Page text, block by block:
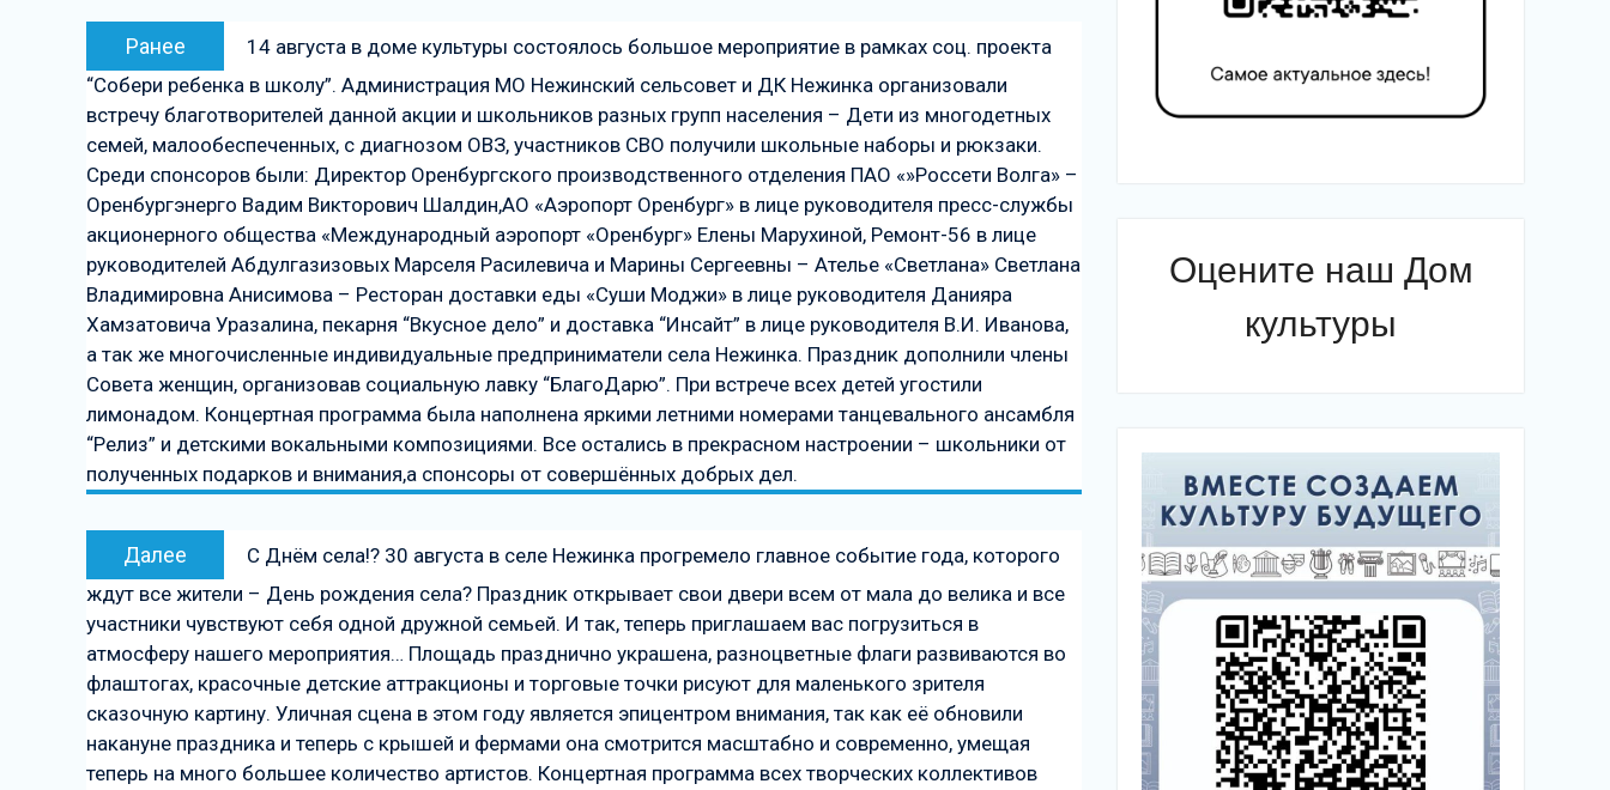
Навигация
записям
Ранее
запись:
14 августа в доме культуры состоялось большое мероприятие в рамках соц. проекта
“Собери ребенка в школу”. Администрация МО Нежинский сельсовет и ДК Нежинка организовали
встречу благотворителей данной акции и школьников разных групп населения – Дети из многодетных
семей, малообеспеченных, с диагнозом ОВЗ, участников СВО получили школьные наборы и рюкзаки.
Среди спонсоров были: Директор Оренбургского производственного отделения ПАО «»Россети Волга» –
Оренбургэнерго Вадим Викторович Шалдин,АО «Аэропорт Оренбург» в лице руководителя пресс-службы
акционерного общества «Международный аэропорт «Оренбург» Елены Марухиной, Ремонт-56 в лице
руководителей Абдулгазизовых Марселя Расилевича и Марины Сергеевны – Ателье «Светлана» Светлана
Владимировна Анисимова – Ресторан доставки еды «Суши Моджи» в лице руководителя Данияра
Хамзатовича Уразалина, пекарня “Вкусное дело” и доставка “Инсайт” в лице руководителя В.И. Иванова,
а так же многочисленные индивидуальные предприниматели села Нежинка. Праздник дополнили члены
Совета женщин, организовав социальную лавку “БлагоДарю”. При встрече всех детей угостили
лимонадом. Концертная программа была наполнена яркими летними номерами танцевального ансамбля
“Релиз” и детскими вокальными композициями. Все остались в прекрасном настроении – школьники от
полученных подарков и внимания,а спонсоры от совершённых добрых дел.
Далее
запись
С Днём села!? 30 августа в селе Нежинка прогремело главное событие года, которого
ждут все жители – День рождения села? Праздник открывает свои двери всем от мала до велика и все
участники чувствуют себя одной дружной семьей. И так, теперь приглашаем вас погрузиться в
атмосферу нашего мероприятия… Площадь празднично украшена, разноцветные флаги развиваются во
флаштогах, красочные детские аттракционы и торговые точки рисуют для маленького зрителя
сказочную картину. Уличная сцена в этом году является эпицентром внимания, так как её обновили
накануне праздника и теперь с крышей и фермами она смотрится масштабно и современно, умещая
теперь на много большее количество артистов. Концертная программа всех творческих коллективов
Оцените наш Дом
культуры